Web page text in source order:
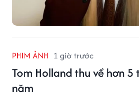
PHIM ẢNH 1 giờ trước
Tom Holland thu về hơn 5
năm